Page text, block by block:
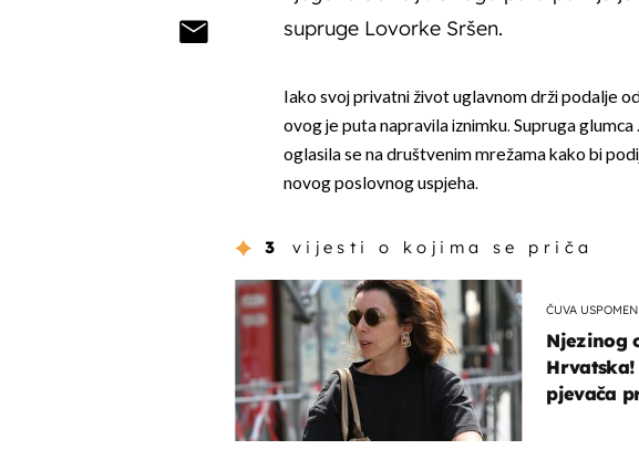
supruge Lovorke Sršen.
Iako svoj privatni život uglavnom drži podalje
ovog je puta napravila iznimku. Supruga glumca
oglasila se na društvenim mrežama kako bi
novog poslovnog uspjeha.
3 vijesti o kojima se priča
ČUVA
Njezinog
Hrvatska!
pjevača